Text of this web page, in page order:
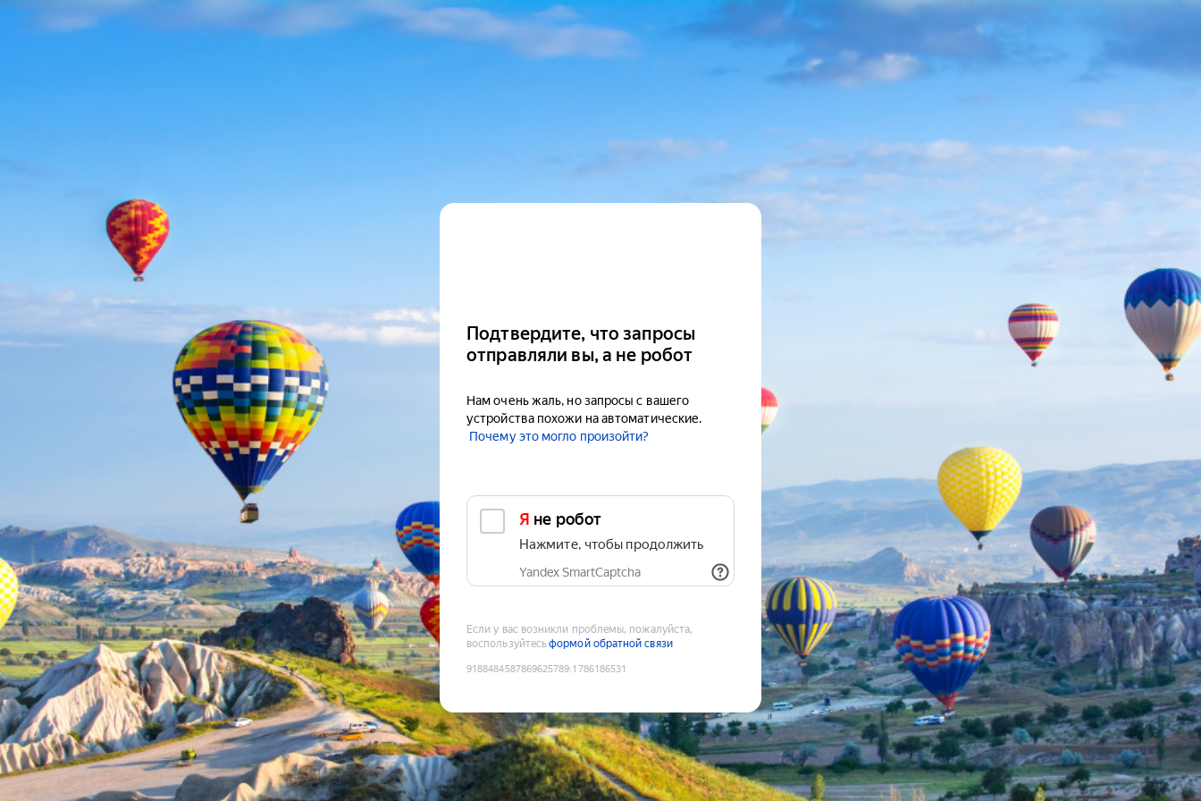
Подтвердите, что запросы
отправляли вы, а не робот
Нам очень жаль, но запросы с вашего
устройства похожи на автоматические.
Почему это могло произойти?
Я не робот
Нажмите, чтобы продолжить
Yandex SmartCaptcha
Если у вас возникли проблемы, пожалуйста,
воспользуйтесьформой обратной связи
9188484587869625789:1786186531